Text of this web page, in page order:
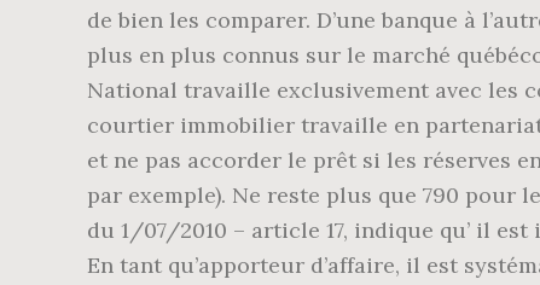
de bien les comparer. D’une banque à
plus en plus connus sur le marché
National travaille exclusivement avec les
courtier immobilier travaille en partenariat
et ne pas accorder le prêt si les réserves
par exemple). Ne reste plus que 790 pour
du 1/07/2010 – article 17, indique qu’ il
En tant qu’apporteur d’affaire, il est